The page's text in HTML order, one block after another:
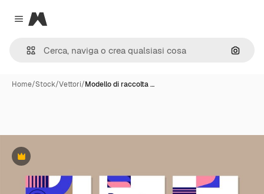
Close menu
Magnific
Cerca
Home/Stock/Vettori/Modello di raccolta …
Premium